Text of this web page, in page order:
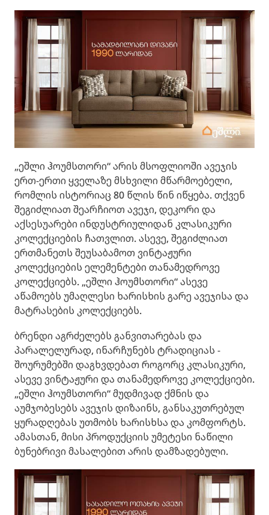
„ეშლი ჰოუმსთორი“ არის მსოფლიოში ავეჯის
ერთ-ერთი ყველაზე მსხვილი მწარმოებელი,
რომლის ისტორიაც 80 წლის წინ იწყება. თქვენ
შეგიძლიათ შეარჩიოთ ავეჯი, დეკორი და
აქსესუარები ინდუსტრიულიდან კლასიკური
კოლექციების ჩათვლით. ასევე, შეგიძლიათ
ერთმანეთს შეუსაბამოთ ვინტაჟური
კოლექციების ელემენტები თანამედროვე
კოლექციებს. „ეშლი ჰოუმსთორი“ ასევე
აწამოებს უმაღლესი ხარისხის გარე ავეჯისა და
მატრასების კოლექციებს.
ბრენდი აგრძელებს განვითარებას და
პარალელურად, ინარჩუნებს ტრადიციას -
შოურუმებში დაგხვდებათ როგორც კლასიკური,
ასევე ვინტაჟური და თანამედროვე კოლექციები.
„ეშლი ჰოუმსთორი“ მუდმივად ქმნის და
აუმჯობესებს ავეჯის დიზაინს, განსაკუთრებულ
ყურადღებას უთმობს ხარისხსა და კომფორტს.
ამასთან, მისი პროდუქციის უმეტესი ნაწილი
ბუნებრივი მასალებით არის დამზადებული.